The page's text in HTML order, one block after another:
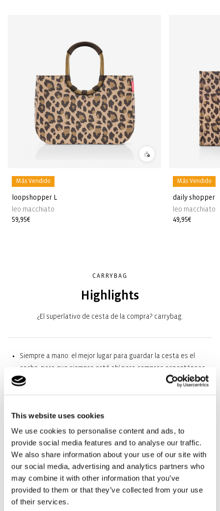
This website uses cookies
We use cookies to personalise content and ads, to
provide social media features and to analyse our traffic.
We also share information about your use of our site with
our social media, advertising and analytics partners who
may combine it with other information that you’ve
provided to them or that they’ve collected from your use
of their services.
Más Vendido
loopshopper L
leo macchiato
Precio
59,95€
Más Vendido
daily shopper
leo macchiato
Precio
49,95€
CARRYBAG
Highlights
¿El superlativo de cesta de la compra? carrybag.
Siempre a mano: el mejor lugar para guardar la cesta es el
coche, para que siempre esté ahí para compras espontáneas.
Mucho espacio de almacenamiento: ideal para ir de compras,
móvil.
Gran comodidad de uso: el asa con revestimiento acolchado se
adapta perfectamente a la mano o al pliegue del codo.
Estructura de aluminio resistente: Firmeza y diseño llamativo
Asa con revestimiento blando que se pliega: Así la cesta se
puede llevar cómodamente en el brazo o en la mano y se puede